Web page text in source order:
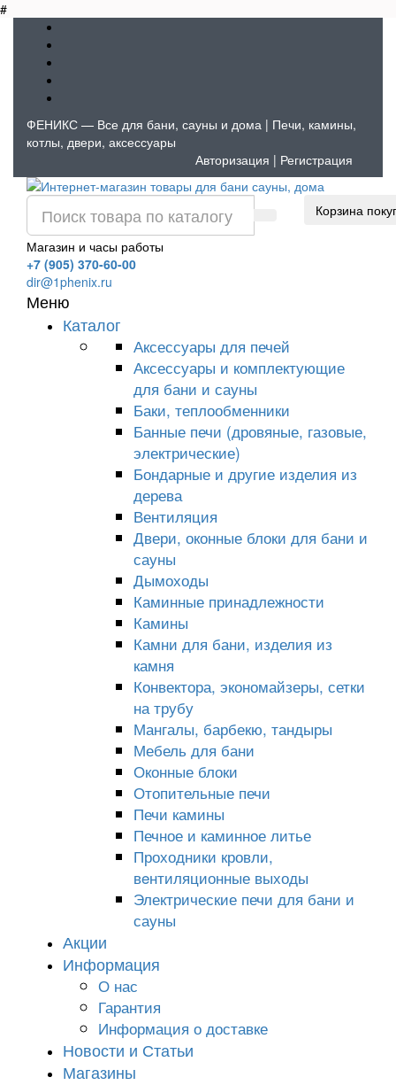
#
ФЕНИКС — Все для бани, сауны и дома | Печи, камины,
котлы, двери, аксессуары
Авторизация | Регистрация
Магазин и часы работы
+7 (905) 370-60-00
dir@1phenix.ru
Корзина
Меню
Каталог
Аксессуары для печей
Аксессуары и комплектующие
для бани и сауны
Баки, теплообменники
Банные печи (дровяные, газовые,
электрические)
Бондарные и другие изделия из
дерева
Вентиляция
Двери, оконные блоки для бани и
сауны
Дымоходы
Каминные принадлежности
Камины
Камни для бани, изделия из
камня
Конвектора, экономайзеры, сетки
на трубу
Мангалы, барбекю, тандыры
Мебель для бани
Оконные блоки
Отопительные печи
Печи камины
Печное и каминное литье
Проходники кровли,
вeнтиляционные выходы
Электрические печи для бани и
сауны
Акции
Информация
О нас
Гарантия
Информация о доставке
Новости и Статьи
Магазины